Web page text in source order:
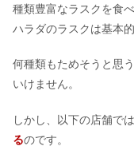
種類豊富なラスクを食
ハラダのラスクは基本
何種類もためそうと思
いけません。
しかし、以下の店舗では
るのです。